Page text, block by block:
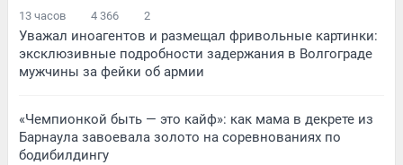
13 часов 4 366 2
Уважал иноагентов и размещал фривольные картинки:
эксклюзивные подробности задержания в Волгограде
мужчины за фейки об армии
«Чемпионкой быть — это кайф»: как мама в декрете из
Барнаула завоевала золото на соревнованиях по
бодибилдингу